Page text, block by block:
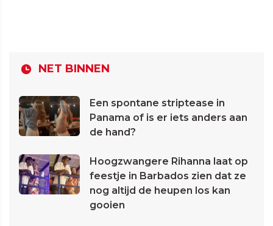
NET BINNEN
Een spontane striptease in
Panama of is er iets anders aan
de hand?
Hoogzwangere Rihanna laat op
feestje in Barbados zien dat ze
nog altijd de heupen los kan
gooien